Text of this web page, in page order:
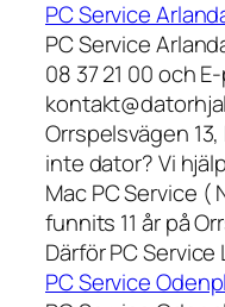
PC Service
PC Service
08 37 21 00 och
Orrspelsvägen
inte dator? Vi
Mac PC Service (
funnits 11 år på
Därför PC
PC Service